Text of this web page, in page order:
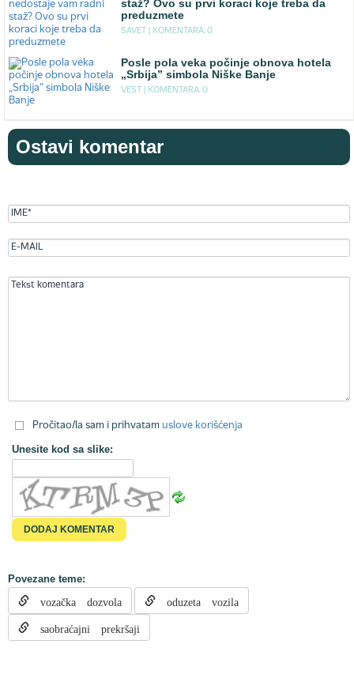
staž? Ovo su prvi koraci koje treba da
preduzmete
SAVET | KOMENTARA: 0
Posle pola veka počinje obnova hotela
„Srbija” simbola Niške Banje
VEST | KOMENTARA: 0
Ostavi komentar
Pročitao/la sam i prihvatam uslove korišćenja
Unesite kod sa slike:
Povezane teme:
vozačka dozvola oduzeta vozila
saobraćajni prekršaji